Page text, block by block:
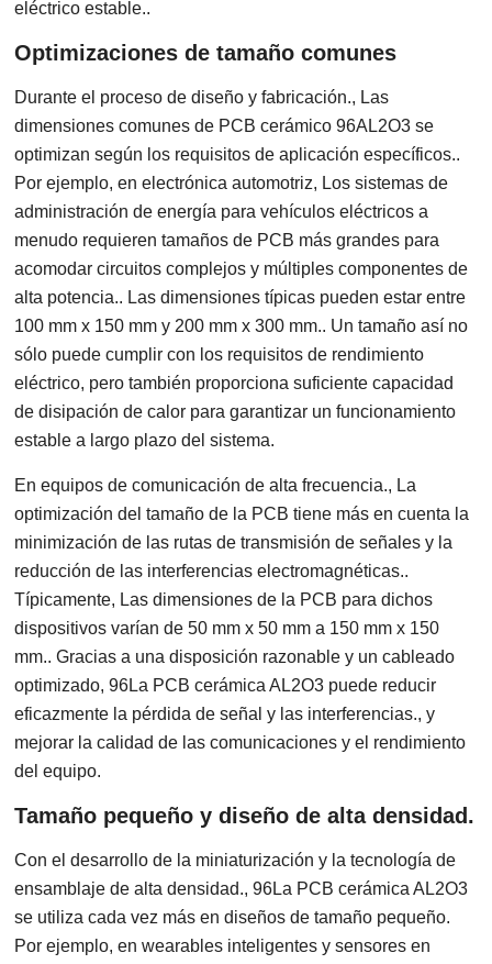
eléctrico estable..
Optimizaciones de tamaño comunes
Durante el proceso de diseño y fabricación., Las
dimensiones comunes de PCB cerámico 96AL2O3 se
optimizan según los requisitos de aplicación específicos..
Por ejemplo, en electrónica automotriz, Los sistemas de
administración de energía para vehículos eléctricos a
menudo requieren tamaños de PCB más grandes para
acomodar circuitos complejos y múltiples componentes de
alta potencia.. Las dimensiones típicas pueden estar entre
100 mm x 150 mm y 200 mm x 300 mm.. Un tamaño así no
sólo puede cumplir con los requisitos de rendimiento
eléctrico, pero también proporciona suficiente capacidad
de disipación de calor para garantizar un funcionamiento
estable a largo plazo del sistema.
En equipos de comunicación de alta frecuencia., La
optimización del tamaño de la PCB tiene más en cuenta la
minimización de las rutas de transmisión de señales y la
reducción de las interferencias electromagnéticas..
Típicamente, Las dimensiones de la PCB para dichos
dispositivos varían de 50 mm x 50 mm a 150 mm x 150
mm.. Gracias a una disposición razonable y un cableado
optimizado, 96La PCB cerámica AL2O3 puede reducir
eficazmente la pérdida de señal y las interferencias., y
mejorar la calidad de las comunicaciones y el rendimiento
del equipo.
Tamaño pequeño y diseño de alta densidad.
Con el desarrollo de la miniaturización y la tecnología de
ensamblaje de alta densidad., 96La PCB cerámica AL2O3
se utiliza cada vez más en diseños de tamaño pequeño.
Por ejemplo, en wearables inteligentes y sensores en